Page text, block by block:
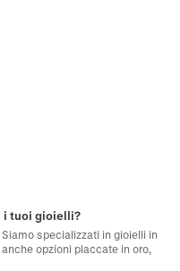
i tuoi gioielli?
specializzati in gioielli in
opzioni placcate in oro,